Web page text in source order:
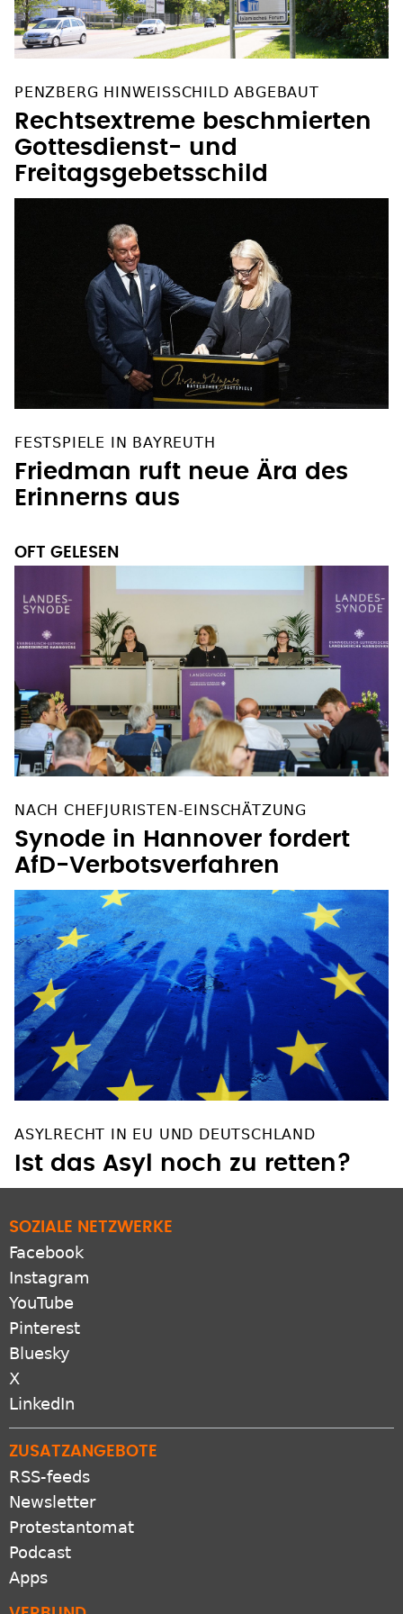
PENZBERG HINWEISSCHILD ABGEBAUT
Rechtsextreme beschmierten
Gottesdienst- und
Freitagsgebetsschild
FESTSPIELE IN BAYREUTH
Friedman ruft neue Ära des
Erinnerns aus
OFT GELESEN
NACH CHEFJURISTEN-EINSCHÄTZUNG
Synode in Hannover fordert
AfD-Verbotsverfahren
ASYLRECHT IN EU UND DEUTSCHLAND
Ist das Asyl noch zu retten?
SOZIALE NETZWERKE
Facebook
Instagram
YouTube
Pinterest
Bluesky
X
LinkedIn
ZUSATZANGEBOTE
RSS-feeds
Newsletter
Protestantomat
Podcast
Apps